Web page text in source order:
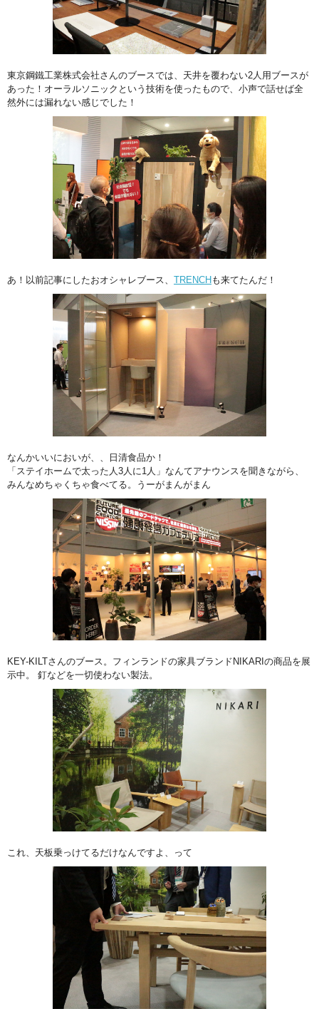
東京鋼鐵工業株式会社さんのブースでは、天井を覆わない2人用ブースが
あった！オーラルソニックという技術を使ったもので、小声で話せば全
然外には漏れない感じでした！
あ！以前記事にしたおオシャレブース、 TRENCH も来てたんだ！
なんかいいにおいが、、日清食品か！
「ステイホームで太った人3人に1人」なんてアナウンスを聞きながら、
みんなめちゃくちゃ食べてる。うーがまんがまん
KEY-KILTさんのブース。フィンランドの家具ブランドNIKARIの商品を展
示中。 釘などを一切使わない製法。
これ、天板乗っけてるだけなんですよ、って